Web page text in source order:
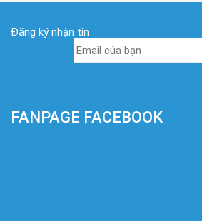
Đăng ký nhận tin
FANPAGE FACEBOOK